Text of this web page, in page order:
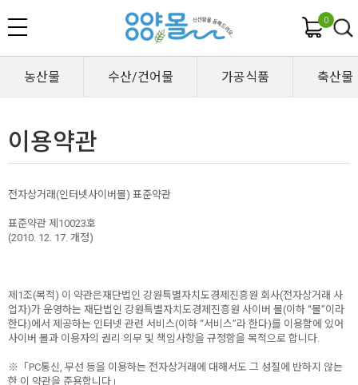
0
농산물 수산/건어물 가공식품 축산물
이용약관
전자상거래(인터넷사이버몰) 표준약관
표준약관 제10023호
(2010. 12. 17. 개정)
제1조(목적) 이 약관은재단법인 강원특별자치도경제진흥원 회사(전자상거래 사
업자)가 운영하는 재단법인 강원특별자치도경제진흥원 사이버 몰(이하 “몰”이라
한다)에서 제공하는 인터넷 관련 서비스(이하 “서비스”라 한다)를 이용함에 있어
사이버 몰과 이용자의 권리·의무 및 책임사항을 규정함을 목적으로 합니다.
※「PC통신, 무선 등을 이용하는 전자상거래에 대해서도 그 성질에 반하지 않는
한 이 약관을 준용합니다」